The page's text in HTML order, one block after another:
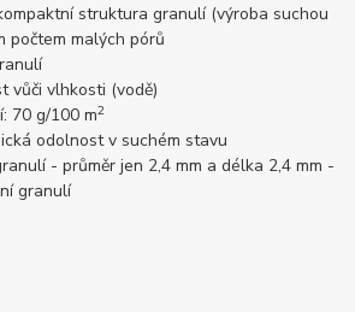
struktura granulí (výroba suchou
počtem malých pórů
vůči vlhkosti (vodě)
70 g/100 m2
odolnost v suchém stavu
- průměr jen 2,4 mm a délka 2,4 mm -
granulí